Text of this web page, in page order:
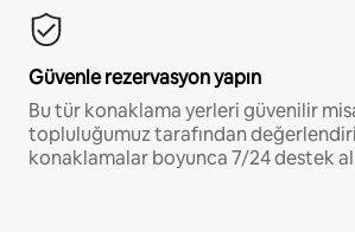
Güvenle rezervasyon yapın
Bu tür konaklama yerleri güvenilir
topluluğumuz tarafından
konaklamalar boyunca 7/24 destek